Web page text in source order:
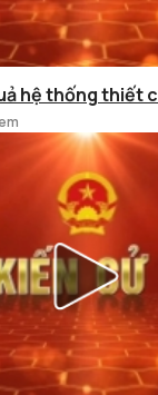
hệ thống thiết